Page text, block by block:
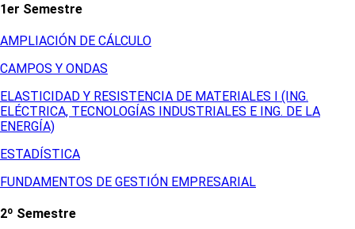
1er Semestre
AMPLIACIÓN DE CÁLCULO
CAMPOS Y ONDAS
ELASTICIDAD Y RESISTENCIA DE MATERIALES I (ING.
ELÉCTRICA, TECNOLOGÍAS INDUSTRIALES E ING. DE LA
ENERGÍA)
ESTADÍSTICA
FUNDAMENTOS DE GESTIÓN EMPRESARIAL
2º Semestre